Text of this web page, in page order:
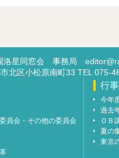
洛星同窓会 事務局
北区小松原南町33 TEL 075-
員会・その他の委員会
行事
今年
過去
ＯＢ
夏の
東京